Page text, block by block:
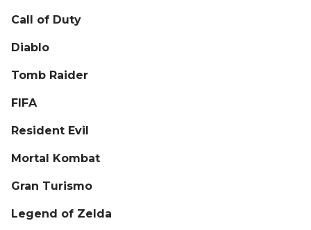
Call of Duty
Diablo
Tomb Raider
FIFA
Resident Evil
Mortal Kombat
Gran Turismo
Legend of Zelda